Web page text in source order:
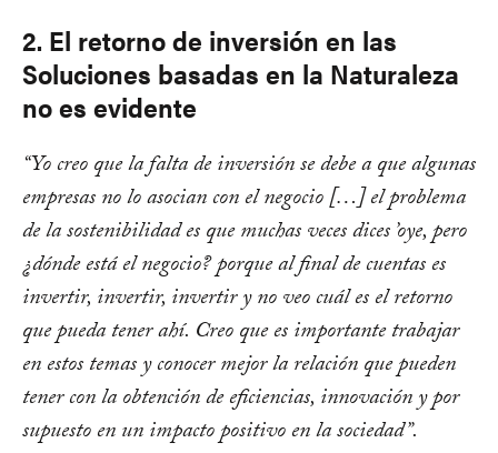
2. El retorno de inversión en las
Soluciones basadas en la Naturaleza
no es evidente
“Yo creo que la falta de inversión se debe a que algunas
empresas no lo asocian con el negocio […] el problema
de la sostenibilidad es que muchas veces dices ’oye, pero
¿dónde está el negocio? porque al final de cuentas es
invertir, invertir, invertir y no veo cuál es el retorno
que pueda tener ahí. Creo que es importante trabajar
en estos temas y conocer mejor la relación que pueden
tener con la obtención de eficiencias, innovación y por
supuesto en un impacto positivo en la sociedad”.